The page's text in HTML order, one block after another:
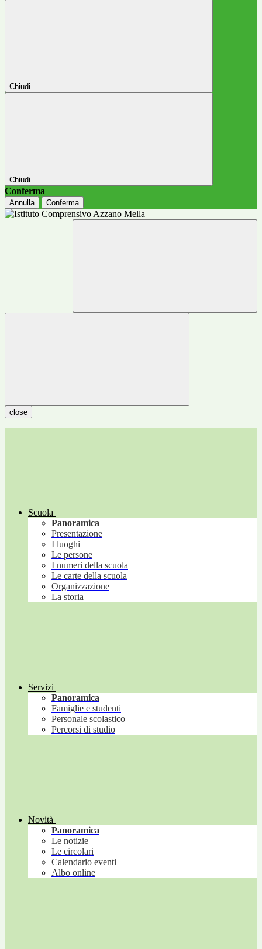
Chiudi
Chiudi
Conferma
Annulla Conferma
close
Scuola
Panoramica
Presentazione
I luoghi
Le persone
I numeri della scuola
Le carte della scuola
Organizzazione
La storia
Servizi
Panoramica
Famiglie e studenti
Personale scolastico
Percorsi di studio
Novità
Panoramica
Le notizie
Le circolari
Calendario eventi
Albo online